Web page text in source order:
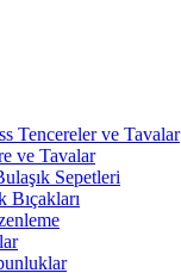
Tencereler ve Tavalar
ve Tavalar
Sepetleri